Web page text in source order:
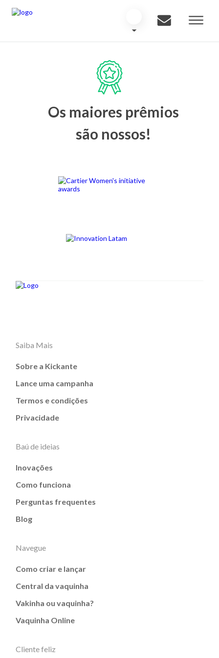
Os maiores prêmios
são nossos!
Saiba Mais
Sobre a Kickante
Lance uma campanha
Termos e condições
Privacidade
Baú de ideias
Inovações
Como funciona
Perguntas frequentes
Blog
Navegue
Como criar e lançar
Central da vaquinha
Vakinha ou vaquinha?
Vaquinha Online
Cliente feliz